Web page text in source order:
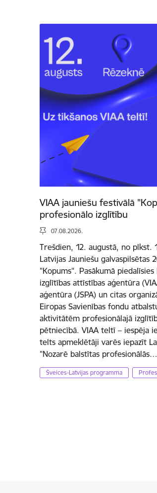
VIAA jauniešu festivālā
profesionālo izglītību
07.08.2026.
Trešdien, 12. augustā, no plkst.
Latvijas Jauniešu galvaspilsētas
"Kopums". Pasākumā
izglītības attīstības aģentūra
aģentūra (JSPA) un citas
Eiropas Savienības fondu
aktivitātēm profesionālajā
pētniecībā. VIAA teltī – iespēja
telts apmeklētāji varēs iepazīt
"Nozarē balstītas profesionālās…
Šveices-Latvijas programma